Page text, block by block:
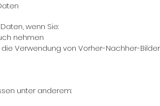
wenn Sie:
nehmen
die Verwendung von Vorher-Nachher-
unter anderem: